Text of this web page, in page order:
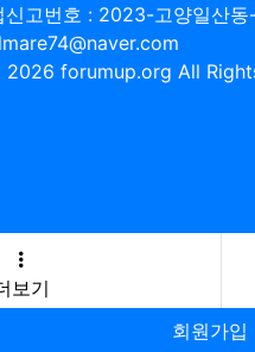
신고번호 : 2023-고양일산
forumup.org All
보기
회원가입